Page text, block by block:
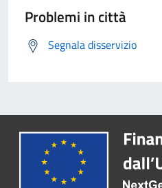
Problemi in città
Segnala disservizio